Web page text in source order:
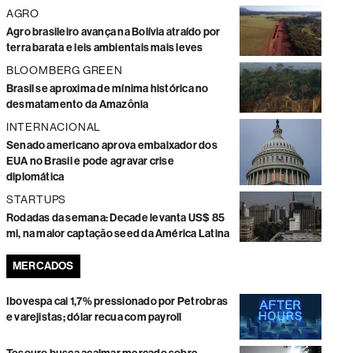
AGRO
Agro brasileiro avança na Bolívia atraído por
terra barata e leis ambientais mais leves
BLOOMBERG GREEN
Brasil se aproxima de mínima histórica no
desmatamento da Amazônia
INTERNACIONAL
Senado americano aprova embaixador dos
EUA no Brasil e pode agravar crise
diplomática
STARTUPS
Rodadas da semana: Decade levanta US$ 85
mi, na maior captação seed da América Latina
MERCADOS
Ibovespa cai 1,7% pressionado por Petrobras
e varejistas; dólar recua com payroll